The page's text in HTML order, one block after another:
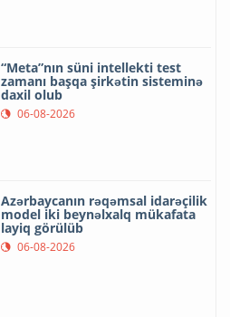
“Meta”nın süni intellekti test
zamanı başqa şirkətin sisteminə
daxil olub
06-08-2026
Azərbaycanın rəqəmsal idarəçilik
model iki beynəlxalq mükafata
layiq görülüb
06-08-2026